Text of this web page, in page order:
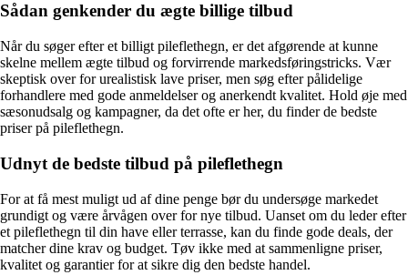
Sådan genkender du ægte billige tilbud
Når du søger efter et billigt pileflethegn, er det afgørende at kunne
skelne mellem ægte tilbud og forvirrende markedsføringstricks. Vær
skeptisk over for urealistisk lave priser, men søg efter pålidelige
forhandlere med gode anmeldelser og anerkendt kvalitet. Hold øje med
sæsonudsalg og kampagner, da det ofte er her, du finder de bedste
priser på pileflethegn.
Udnyt de bedste tilbud på pileflethegn
For at få mest muligt ud af dine penge bør du undersøge markedet
grundigt og være årvågen over for nye tilbud. Uanset om du leder efter
et pileflethegn til din have eller terrasse, kan du finde gode deals, der
matcher dine krav og budget. Tøv ikke med at sammenligne priser,
kvalitet og garantier for at sikre dig den bedste handel.